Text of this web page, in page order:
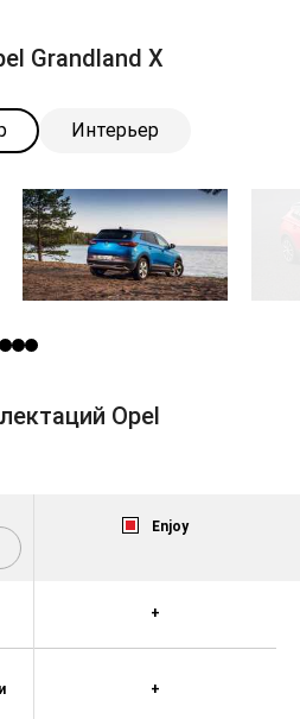
Grandland X
Интерьер
Opel
Enjoy
+
+